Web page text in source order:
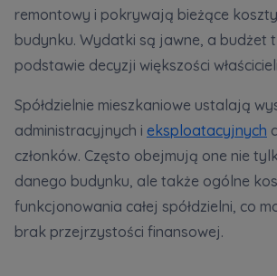
remontowy i pokrywają bieżące
budynku. Wydatki są jawne, a budżet
podstawie decyzji większości
Spółdzielnie mieszkaniowe ustalają
administracyjnych i eksploatacyjnych
członków. Często obejmują one nie
danego budynku, ale także ogólne
funkcjonowania całej spółdzielni, co
brak przejrzystości finansowej.